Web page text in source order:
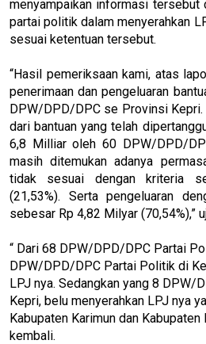
menyampaikan informasi tersebut
partai politik dalam menyerahkan
sesuai ketentuan tersebut.
“Hasil pemeriksaan kami, atas
penerimaan dan pengeluaran
DPW/DPD/DPC se Provinsi Kepri.
dari bantuan yang telah
6,8 Milliar oleh 60 DPW/DPD/
masih ditemukan adanya
tidak sesuai dengan kriteria
(21,53%). Serta pengeluaran
sebesar Rp 4,82 Milyar (70,54%),”
“ Dari 68 DPW/DPD/DPC Partai
DPW/DPD/DPC Partai Politik di
LPJ nya. Sedangkan yang 8
Kepri, belu menyerahkan LPJ nya
Kabupaten Karimun dan Kabupaten
kembali.